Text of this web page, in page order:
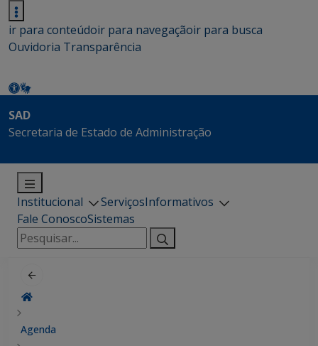
ir para conteúdoir para navegaçãoir para busca
Ouvidoria Transparência
SAD
Secretaria de Estado de Administração
Institucional ServiçosInformativos
Fale ConoscoSistemas
Pesquisar
por:
Agenda